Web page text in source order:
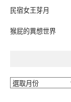
民宿女王芽月
猴屁的異想世界
彙